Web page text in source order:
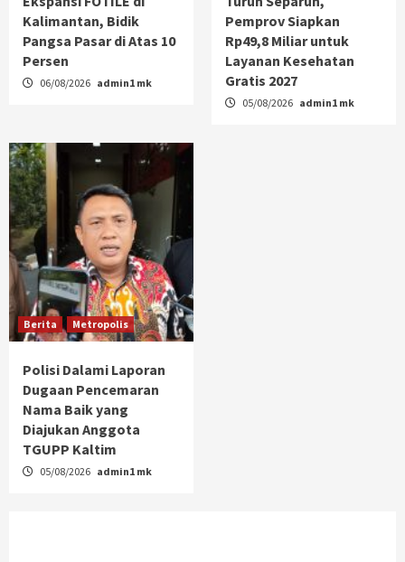
Kalimantan, Bidik
Pangsa Pasar di Atas 10
Persen
06/08/2026 admin1 mk
Pemprov Siapkan
Rp49,8 Miliar untuk
Layanan Kesehatan
Gratis 2027
05/08/2026 admin1 mk
Berita Metropolis
Polisi Dalami Laporan
Dugaan Pencemaran
Nama Baik yang
Diajukan Anggota
TGUPP Kaltim
05/08/2026 admin1 mk